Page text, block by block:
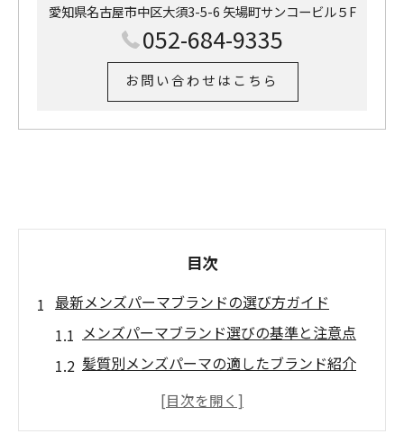
愛知県名古屋市中区大須3-5-6 矢場町サンコービル５F
052-684-9335
お問い合わせはこちら
目次
最新メンズパーマブランドの選び方ガイド
メンズパーマブランド選びの基準と注意点
髪質別メンズパーマの適したブランド紹介
流行りのメンズパーマブランド徹底比較